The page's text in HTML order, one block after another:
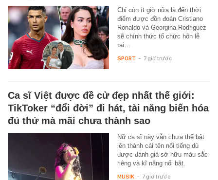
Chỉ còn ít giờ nữa là đến thời
điểm được đồn đoán Cristiano
Ronaldo và Georgina Rodriguez
sẽ chính thức tổ chức hôn lễ
tại…
SPORT - 7 giờ trước
Ca sĩ Việt được đề cử đẹp nhất thế giới:
TikToker “đổi đời” đi hát, tài năng biến hóa
đủ thứ mà mãi chưa thành sao
Nữ ca sĩ này vẫn chưa thể bật
lên thành cái tên nổi tiếng dù
được đánh giá sở hữu màu sắc
riêng và kĩ năng nổi bật.
MUSIK - 7 giờ trước